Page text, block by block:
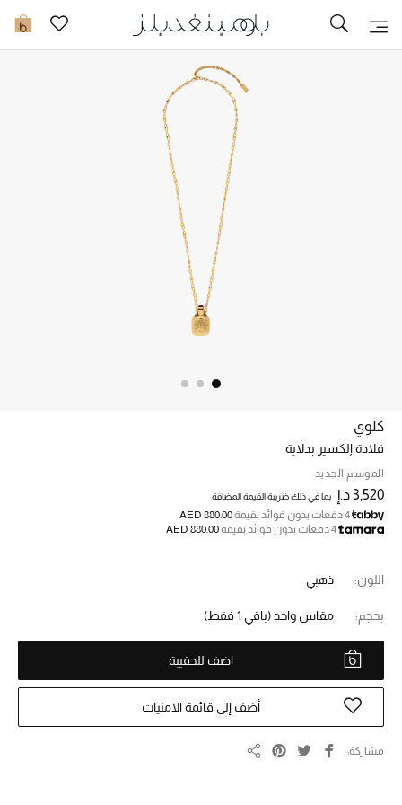
0 تخفيضات
خصم حتى 70%
تسوقوا الآن
ما وصلنا حديثاً
ما وصلنا حديثاً
النساء
أحذية النسائية
كلوي
قلادة إلكسير بدلاية
الموسم الجديد
3,520 د.إ بما في ذلك ضريبة القيمة المضافة
4 دفعات بدون فوائد بقيمة
AED 880.00
4 دفعات بدون فوائد بقيمة
AED 880.00
اللون: ذهبي
بحجم: مقاس واحد (باقي 1 فقط)
اضف للحقيبة
أضف إلى قائمة الامنيات
مشاركة